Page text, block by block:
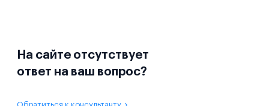
На сайте отсутствует
ответ на ваш вопрос?
Обратиться к консультанту